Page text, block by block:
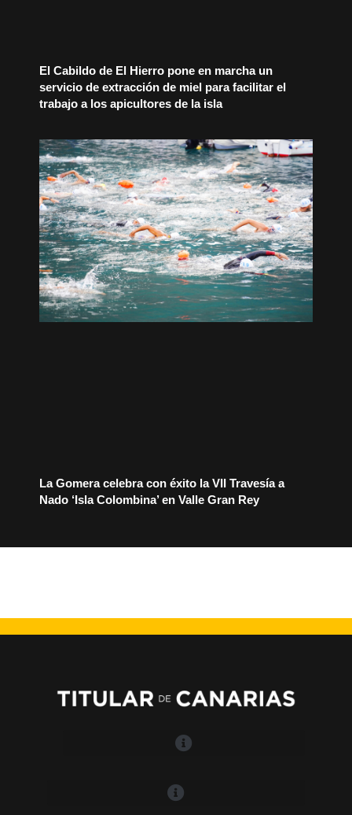
El Cabildo de El Hierro pone en marcha un
servicio de extracción de miel para facilitar el
trabajo a los apicultores de la isla
La Gomera celebra con éxito la VII Travesía a
Nado ‘Isla Colombina’ en Valle Gran Rey